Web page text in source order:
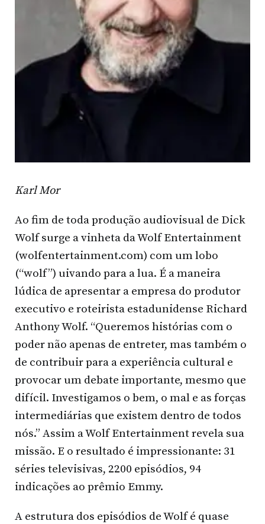
Karl Mor
Ao fim de toda produção audiovisual de Dick
Wolf surge a vinheta da Wolf Entertainment
(wolfentertainment.com) com um lobo
(“wolf”) uivando para a lua. É a maneira
lúdica de apresentar a empresa do produtor
executivo e roteirista estadunidense Richard
Anthony Wolf. “Queremos histórias com o
poder não apenas de entreter, mas também o
de contribuir para a experiência cultural e
provocar um debate importante, mesmo que
difícil. Investigamos o bem, o mal e as forças
intermediárias que existem dentro de todos
nós.” Assim a Wolf Entertainment revela sua
missão. E o resultado é impressionante: 31
séries televisivas, 2200 episódios, 94
indicações ao prêmio Emmy.
A estrutura dos episódios de Wolf é quase